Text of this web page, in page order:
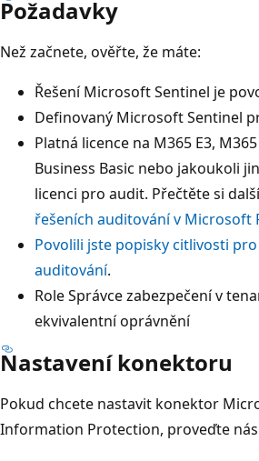
Požadavky
Než začnete, ověřte, že máte:
Řešení Microsoft Sentinel je
Definovaný Microsoft Sentinel
Platná licence na M365 E3,
Business Basic nebo jakoukoli
licenci pro audit. Přečtěte si
řešeních auditování v Microsoft
Povolili jste popisky citlivosti
auditování.
Role Správce zabezpečení v
ekvivalentní oprávnění
Nastavení konektoru
Pokud chcete nastavit konektor
Information Protection, proveďte